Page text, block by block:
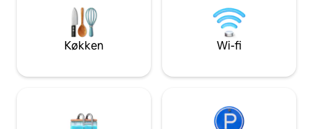
saunaen eller under stjernehimlen. ✔
Privat sauna ✔ Gratis parkering ✔ Rolig
beliggenhed ✔ Natur overalt
søger luksuriøs
nærheden af
dit fristed! RNO-id:
Køkken Wi-fi